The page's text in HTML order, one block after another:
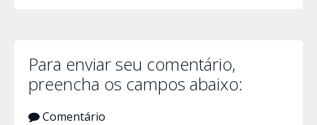
Para enviar seu comentário,
preencha os campos abaixo:
Comentário